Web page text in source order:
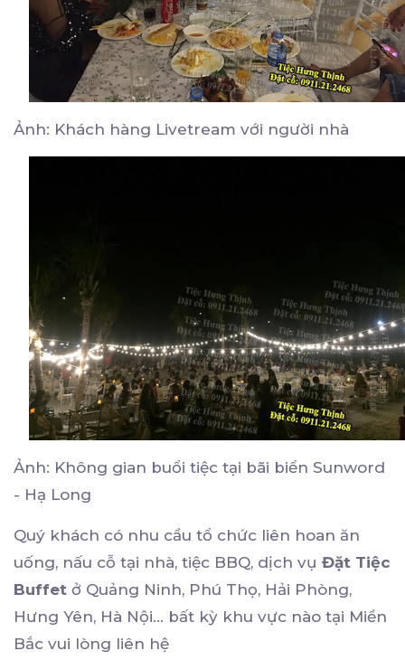
Ảnh: Khách hàng Livetream với người nhà
Ảnh: Không gian buổi tiệc tại bãi biển Sunword
- Hạ Long
Quý khách có nhu cầu tổ chức liên hoan ăn
uống, nấu cỗ tại nhà, tiệc BBQ, dịch vụ Đặt Tiệc
Buffet ở Quảng Ninh, Phú Thọ, Hải Phòng,
Hưng Yên, Hà Nội... bất kỳ khu vực nào tại Miền
Bắc vui lòng liên hệ